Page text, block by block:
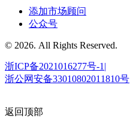
添加市场顾问
公众号
© 2026. All Rights Reserved.
浙ICP备2021016277号-1|
浙公网安备33010802011810号
返回顶部